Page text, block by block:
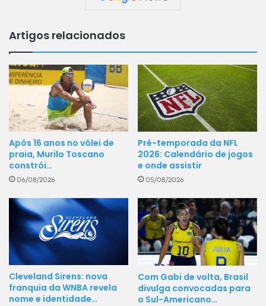
Artigos relacionados
Após 16 anos no vôlei de
praia, Murilo Toscano
constrói…
06/08/2026
Pré-temporada da NFL
2026: Calendário de jogos
e onde assistir
05/08/2026
Cleveland Sirens: nova
franquia da WNBA revela
nome e identidade…
Com Gabi de volta, Brasil
divulga convocadas para
o Sul-Americano…